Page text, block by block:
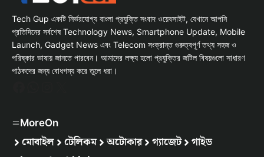
Tech Gup একটি নির্ভরযোগ্য বাংলা প্রযুক্তি সংবাদ ওয়েবসাইট, যেখানে আপনি
প্রতিদিনের সর্বশেষ Technology News, Smartphone Update, Mobile
Launch, Gadget News এবং Telecom সংক্রান্ত গুরুত্বপূর্ণ তথ্য সহজ ও
পরিষ্কার ভাষায় জানতে পারবেন। আমাদের লক্ষ্য হলো প্রযুক্তির জটিল বিষয়গুলো সাধারণ
পাঠকদের জন্য বোধগম্য করে তুলে ধরা।
MoreOn
মোবাইল টেলিকম অটোকার গ্যাজেট গাইড